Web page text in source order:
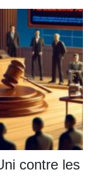
contre les